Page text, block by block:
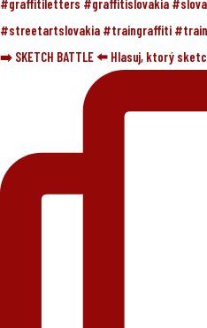
➡️ SKETCH BATTLE ⬅️ Hlasuj, ktorý sketc